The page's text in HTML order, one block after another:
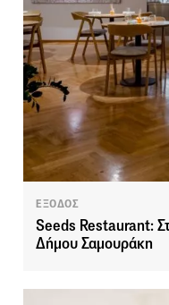
ΕΞΟΔΟΣ
Seeds Restaurant:
Δήμου Σαμουράκη